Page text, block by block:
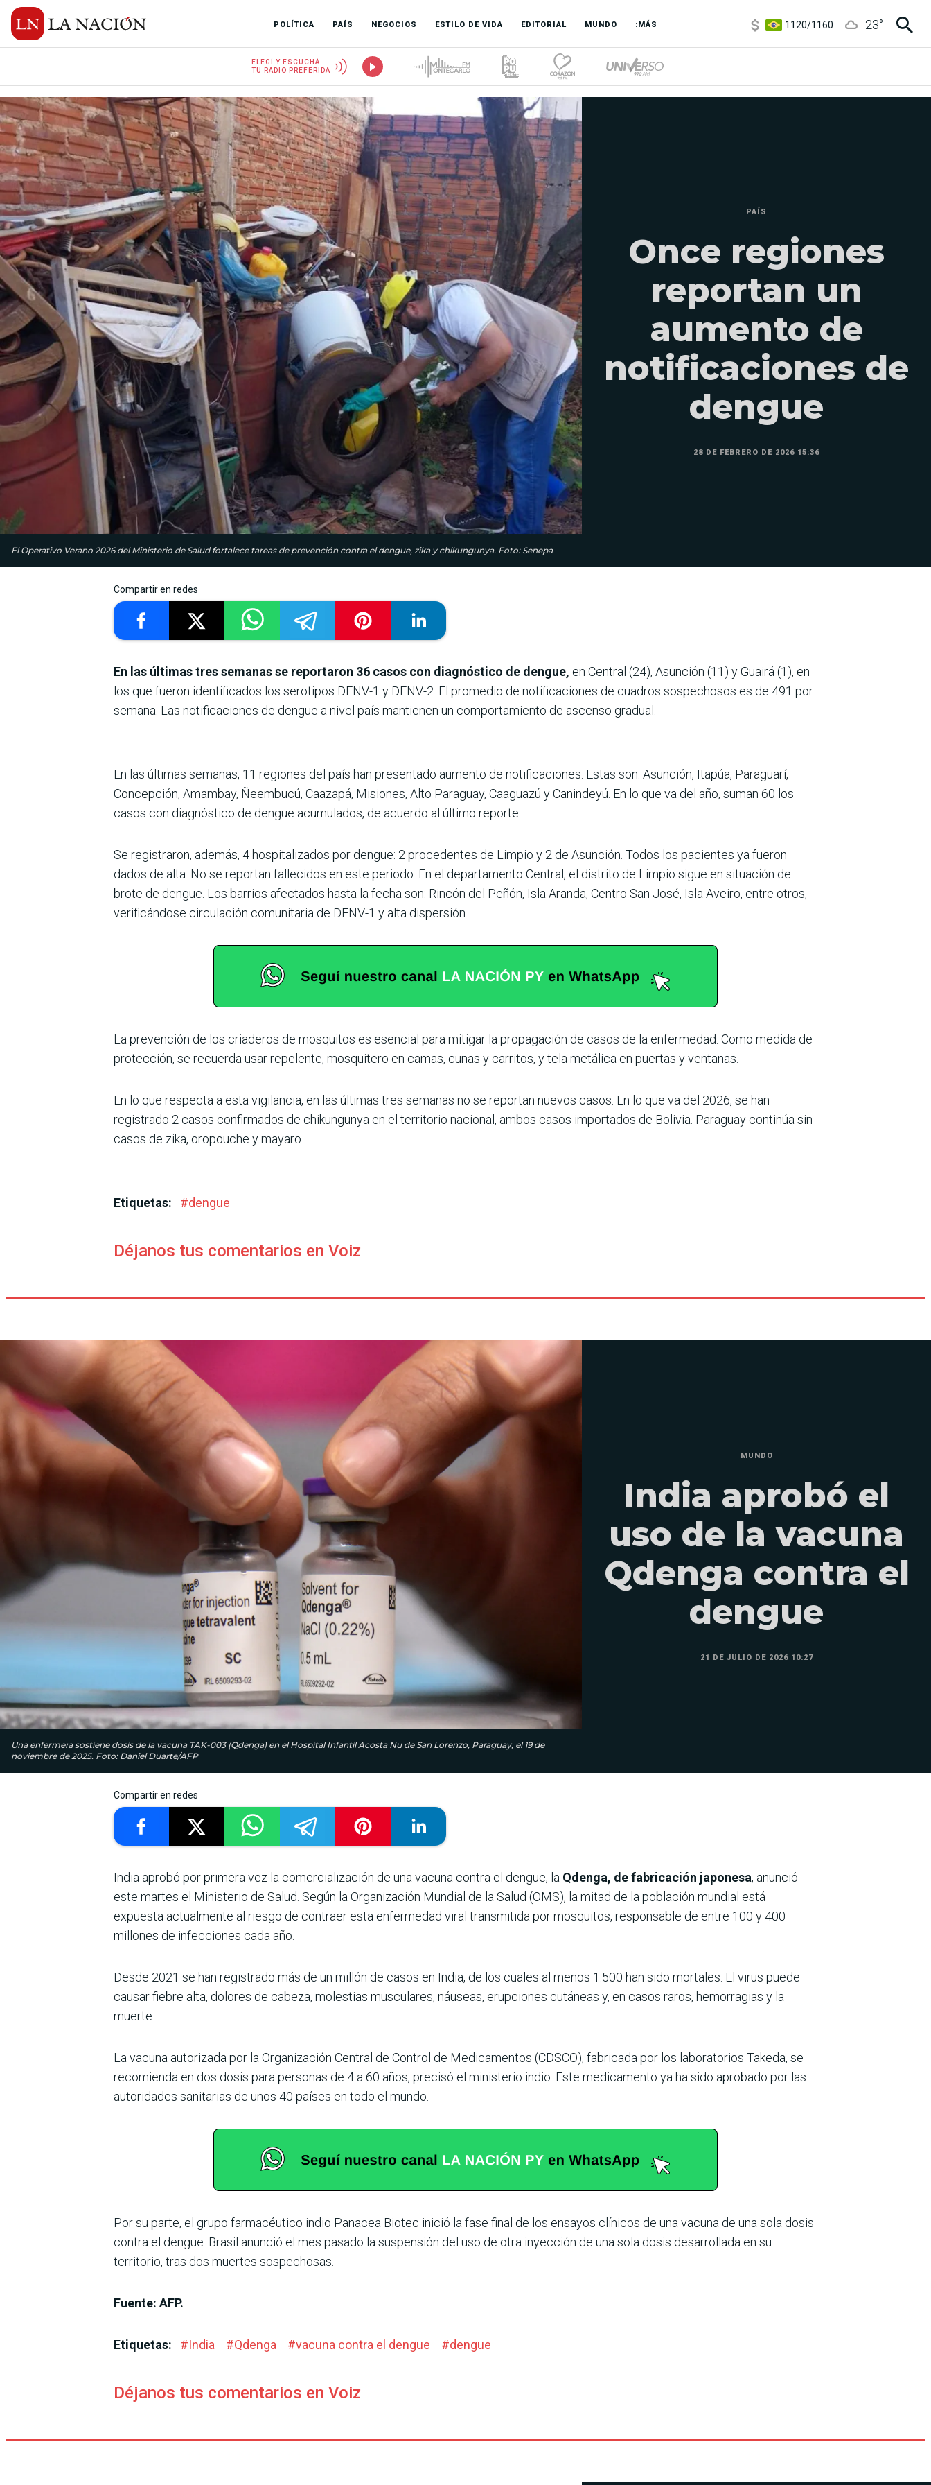
POLÍTICA PAÍS NEGOCIOS ESTILO DE VIDA EDITORIAL MUNDO :MÁS
3,6/3,9
23°
ELEGÍ Y ESCUCHÁ
TU RADIO PREFERIDA
El Operativo Verano 2026 del Ministerio de Salud fortalece tareas de prevención contra el dengue, zika y chikungunya. Foto: Senepa
PAÍS
Once regiones
reportan un
aumento de
notificaciones de
dengue
28 DE FEBRERO DE 2026 15:36
Compartir en redes
En las últimas tres semanas se reportaron 36 casos con diagnóstico de dengue, en Central (24), Asunción (11) y Guairá (1), en
los que fueron identificados los serotipos DENV-1 y DENV-2. El promedio de notificaciones de cuadros sospechosos es de 491 por
semana. Las notificaciones de dengue a nivel país mantienen un comportamiento de ascenso gradual.
En las últimas semanas, 11 regiones del país han presentado aumento de notificaciones. Estas son: Asunción, Itapúa, Paraguarí,
Concepción, Amambay, Ñeembucú, Caazapá, Misiones, Alto Paraguay, Caaguazú y Canindeyú. En lo que va del año, suman 60 los
casos con diagnóstico de dengue acumulados, de acuerdo al último reporte.
Se registraron, además, 4 hospitalizados por dengue: 2 procedentes de Limpio y 2 de Asunción. Todos los pacientes ya fueron
dados de alta. No se reportan fallecidos en este periodo. En el departamento Central, el distrito de Limpio sigue en situación de
brote de dengue. Los barrios afectados hasta la fecha son: Rincón del Peñón, Isla Aranda, Centro San José, Isla Aveiro, entre otros,
verificándose circulación comunitaria de DENV-1 y alta dispersión.
La prevención de los criaderos de mosquitos es esencial para mitigar la propagación de casos de la enfermedad. Como medida de
protección, se recuerda usar repelente, mosquitero en camas, cunas y carritos, y tela metálica en puertas y ventanas.
En lo que respecta a esta vigilancia, en las últimas tres semanas no se reportan nuevos casos. En lo que va del 2026, se han
registrado 2 casos confirmados de chikungunya en el territorio nacional, ambos casos importados de Bolivia. Paraguay continúa sin
casos de zika, oropouche y mayaro.
Etiquetas: #dengue
Déjanos tus comentarios en Voiz
Una enfermera sostiene dosis de la vacuna TAK-003 (Qdenga) en el Hospital Infantil Acosta Nu de San Lorenzo, Paraguay, el 19 de
noviembre de 2025. Foto: Daniel Duarte/AFP
MUNDO
India aprobó el
uso de la vacuna
Qdenga contra el
dengue
21 DE JULIO DE 2026 10:27
Compartir en redes
India aprobó por primera vez la comercialización de una vacuna contra el dengue, la Qdenga, de fabricación japonesa, anunció
este martes el Ministerio de Salud. Según la Organización Mundial de la Salud (OMS), la mitad de la población mundial está
expuesta actualmente al riesgo de contraer esta enfermedad viral transmitida por mosquitos, responsable de entre 100 y 400
millones de infecciones cada año.
Desde 2021 se han registrado más de un millón de casos en India, de los cuales al menos 1.500 han sido mortales. El virus puede
causar fiebre alta, dolores de cabeza, molestias musculares, náuseas, erupciones cutáneas y, en casos raros, hemorragias y la
muerte.
La vacuna autorizada por la Organización Central de Control de Medicamentos (CDSCO), fabricada por los laboratorios Takeda, se
recomienda en dos dosis para personas de 4 a 60 años, precisó el ministerio indio. Este medicamento ya ha sido aprobado por las
autoridades sanitarias de unos 40 países en todo el mundo.
Por su parte, el grupo farmacéutico indio Panacea Biotec inició la fase final de los ensayos clínicos de una vacuna de una sola dosis
contra el dengue. Brasil anunció el mes pasado la suspensión del uso de otra inyección de una sola dosis desarrollada en su
territorio, tras dos muertes sospechosas.
Fuente: AFP.
Etiquetas: #India #Qdenga #vacuna contra el dengue #dengue
Déjanos tus comentarios en Voiz